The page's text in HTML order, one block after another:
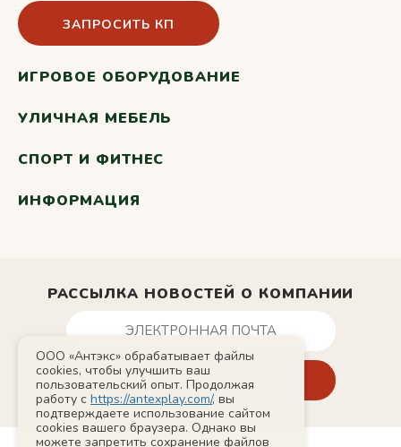
ООО «Антэкс» обрабатывает файлы
cookies, чтобы улучшить ваш
пользовательский опыт. Продолжая
работу с https://antexplay.com/, вы
подтверждаете использование сайтом
cookies вашего браузера. Однако вы
можете запретить сохранение файлов
ЗАПРОСИТЬ КП
ИГРОВОЕ ОБОРУДОВАНИЕ
УЛИЧНАЯ МЕБЕЛЬ
СПОРТ И ФИТНЕС
ИНФОРМАЦИЯ
РАССЫЛКА НОВОСТЕЙ О КОМПАНИИ